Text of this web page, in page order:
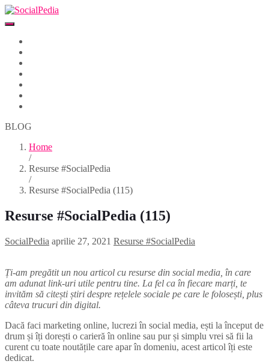
BLOG
Home
/
Resurse #SocialPedia
/
Resurse #SocialPedia (115)
Resurse #SocialPedia (115)
SocialPedia aprilie 27, 2021 Resurse #SocialPedia
Ți-am pregătit un nou articol cu resurse din social media, în care
am adunat link-uri utile pentru tine. La fel ca în fiecare marți, te
invităm să citești știri despre rețelele sociale pe care le folosești, plus
câteva trucuri din digital.
Dacă faci marketing online, lucrezi în social media, ești la început de
drum și îți dorești o carieră în online sau pur și simplu vrei să fii la
curent cu toate noutățile care apar în domeniu, acest articol îți este
dedicat.